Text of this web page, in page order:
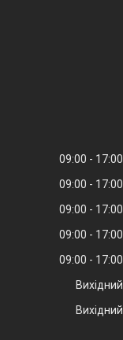
09:00
17:00
09:00
17:00
09:00
17:00
09:00
17:00
09:00
17:00
Вихідний
Вихідний